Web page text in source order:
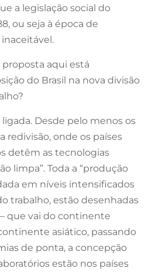
a legislação social do
ou seja à época de
inaceitável.
aqui está
do Brasil na nova divisão
Desde pelo menos os
redivisão, onde os países
detêm as tecnologias
limpa”. Toda a “produção
em níveis intensificados
trabalho, estão desenhadas
que vai do continente
asiático, passando
de ponta, a concepção
estão nos países